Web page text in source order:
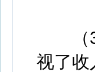
（3
视了收